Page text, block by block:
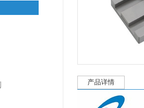
产品详情